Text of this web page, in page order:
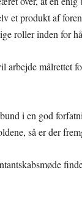
et produkt af
roller inden for
arbejde målrettet
i en god
så er der